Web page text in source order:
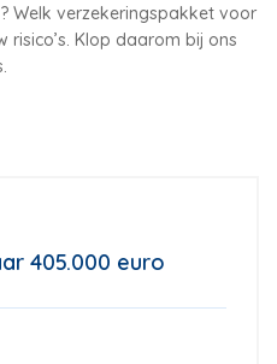
Welk verzekeringspakket voor
Klop daarom bij ons
405.000 euro